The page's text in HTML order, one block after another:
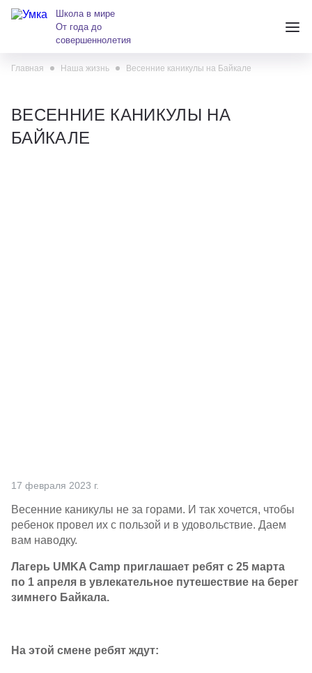
Школа в мире
От года до
совершеннолетия
andreeva@krasumka.ru
Главная Наша жизнь Весенние каникулы на Байкале
ВЕСЕННИЕ КАНИКУЛЫ НА
БАЙКАЛЕ
17 февраля 2023 г.
Весенние каникулы не за горами. И так хочется, чтобы
ребенок провел их с пользой и в удовольствие. Даем
вам наводку.
Лагерь UMKA Camp приглашает ребят с 25 марта
по 1 апреля в увлекательное путешествие на берег
зимнего Байкала.
На этой смене ребят ждут: